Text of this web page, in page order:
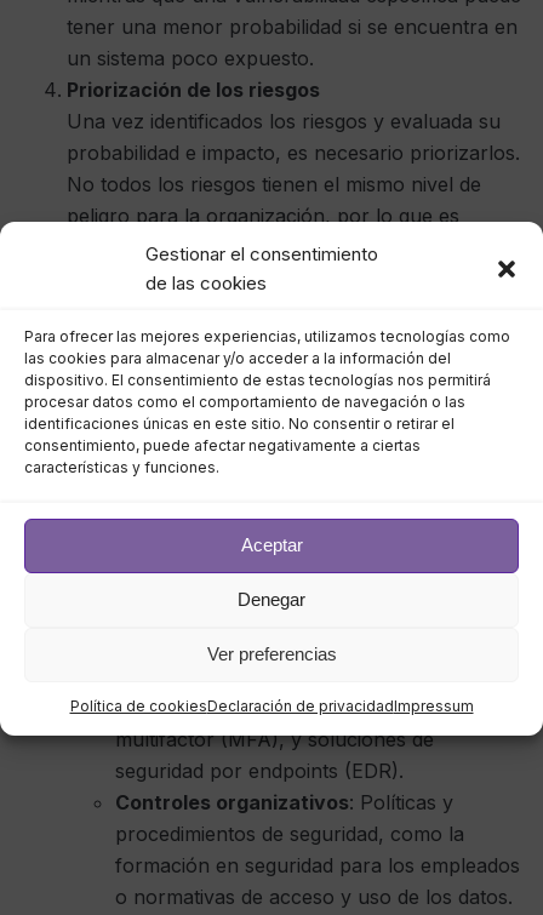
Gestionar el consentimiento
de las cookies
Para ofrecer las mejores experiencias, utilizamos tecnologías como
las cookies para almacenar y/o acceder a la información del
dispositivo. El consentimiento de estas tecnologías nos permitirá
procesar datos como el comportamiento de navegación o las
identificaciones únicas en este sitio. No consentir o retirar el
consentimiento, puede afectar negativamente a ciertas
características y funciones.
Aceptar
Denegar
Ver preferencias
Política de cookiesDeclaración de privacidadImpressum
tener una menor probabilidad si se encuentra en
un sistema poco expuesto.
Priorización de los riesgos
Una vez identificados los riesgos y evaluada su
probabilidad e impacto, es necesario priorizarlos.
No todos los riesgos tienen el mismo nivel de
peligro para la organización, por lo que es
crucial asignar recursos a las áreas más críticas
deben ser abordados de inmediato, mientras que
los de baja probabilidad o bajo impacto pueden
ser gestionados a medio o largo plazo. Un
enfoque basado en la priorización permite utilizar
los recursos disponibles de forma más eficiente y
Una vez priorizados los riesgos, es necesario
implementar controles de seguridad adecuados
firewalls, cifrado de datos, autenticación
multifactor (MFA), y soluciones de
seguridad por endpoints (EDR).
Controles organizativos: Políticas y
procedimientos de seguridad, como la
formación en seguridad para los empleados
o normativas de acceso y uso de los datos.